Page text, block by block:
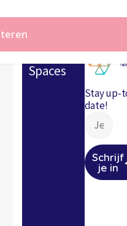
Safer
Spaces
Stay up-
date!
Schrijf
je in